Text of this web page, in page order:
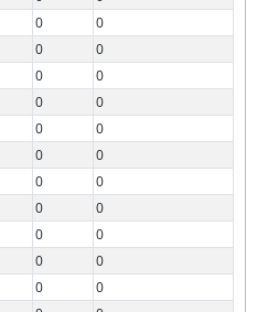
0
0
0
0
0
0
0
0
0
0
0
0
0
0
0
0
0
0
0
0
0
0